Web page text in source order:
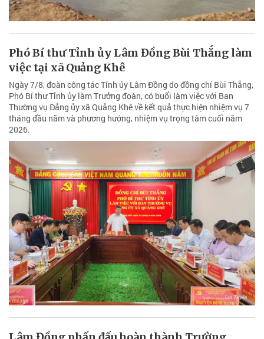
Phó Bí thư Tỉnh ủy Lâm Đồng Bùi Thắng làm
việc tại xã Quảng Khê
Ngày 7/8, đoàn công tác Tỉnh ủy Lâm Đồng do đồng chí Bùi Thắng,
Phó Bí thư Tỉnh ủy làm Trưởng đoàn, có buổi làm việc với Ban
Thường vụ Đảng ủy xã Quảng Khê về kết quả thực hiện nhiệm vụ 7
tháng đầu năm và phương hướng, nhiệm vụ trọng tâm cuối năm
2026.